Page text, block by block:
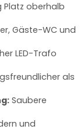
Platz oberhalb
Gäste-WC und
LED-Trafo
als
Saubere
und